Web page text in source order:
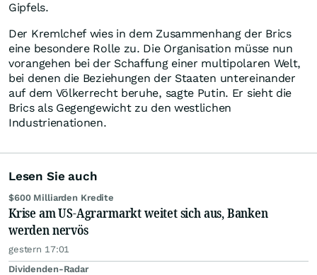
Gipfels.
Der Kremlchef wies in dem Zusammenhang der Brics
eine besondere Rolle zu. Die Organisation müsse nun
vorangehen bei der Schaffung einer multipolaren Welt,
bei denen die Beziehungen der Staaten untereinander
auf dem Völkerrecht beruhe, sagte Putin. Er sieht die
Brics als Gegengewicht zu den westlichen
Industrienationen.
Lesen Sie auch
$600 Milliarden Kredite
Krise am US-Agrarmarkt weitet sich aus, Banken
werden nervös
gestern 17:01
Dividenden-Radar